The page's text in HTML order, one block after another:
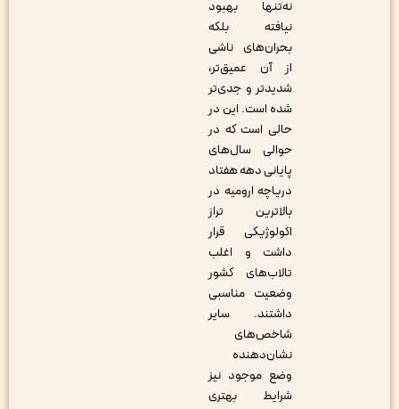
نه‌تنها بهبود
نیافته بلکه
بحران‌های ناشی
از آن عمیق‌تر،
شدیدتر و جدی‌تر
شده است. این در
حالی است که در
حوالی سال‌های
پایانی دهه هفتاد
دریاچه ارومیه در
بالاترین تراز
اکولوژیکی قرار
داشت و اغلب
تالاب‌های کشور
وضعیت مناسبی
داشتند. سایر
شاخص‌های
نشان‌دهنده
وضع موجود نیز
شرایط بهتری